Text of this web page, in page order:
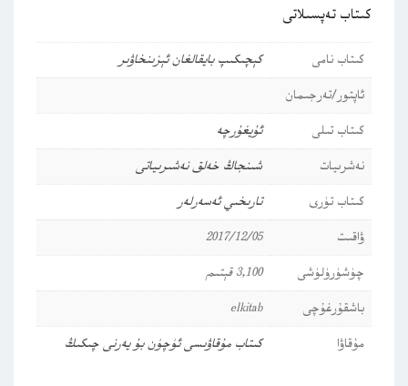
كىتاب تەپسىلاتى
كىتاب نامى
كېچىكىپ بايقالغان ئېزىنخاۋىر
ئاپتور/تەرجىمان
كىتاب تىلى
ئۇيغۇرچە
نەشرىيات
شىنجاڭ خەلق نەشىرىياتى
كىتاب تۈرى
تارىخىي ئەسەرلەر
ۋاقىت
2017/12/05
چۈشۈرۈلۈشى
3,100 قېتىم
باشقۇرغۇچى
elkitab
مۇقاۋا
كىتاب مۇقاۋىسى ئۈچۈن بۇ يەرنى چىكىڭ